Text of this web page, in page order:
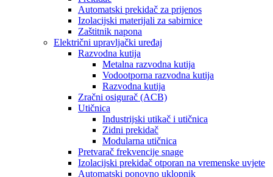
Automatski prekidač za prijenos
Izolacijski materijali za sabirnice
Zaštitnik napona
Električni upravljački uređaj
Razvodna kutija
Metalna razvodna kutija
Vodootporna razvodna kutija
Razvodna kutija
Zračni osigurač (ACB)
Utičnica
Industrijski utikač i utičnica
Zidni prekidač
Modularna utičnica
Pretvarač frekvencije snage
Izolacijski prekidač otporan na vremenske uvjete
Automatski ponovno uklopnik